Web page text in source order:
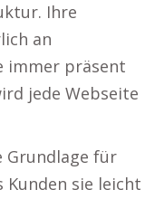
Ihre
an
immer präsent
jede Webseite
Grundlage für
sie leicht